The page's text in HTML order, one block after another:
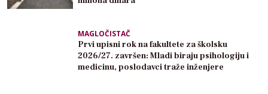
MAGLOČISTAČ
Prvi upisni rok na fakultete za školsku
2026/27. završen: Mladi biraju psihologiju i
medicinu, poslodavci traže inženjere